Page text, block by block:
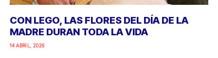
CON LEGO, LAS FLORES DEL DÍA DE LA
MADRE DURAN TODA LA VIDA
14 ABRIL, 2026